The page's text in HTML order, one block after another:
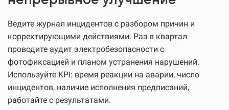
Ведите журнал инцидентов с разбором причин и
корректирующими действиями. Раз в квартал
проводите аудит электробезопасности с
фотофиксацией и планом устранения нарушений.
Используйте KPI: время реакции на аварии, число
инцидентов, наличие исполнения предписаний,
работайте с результатами.